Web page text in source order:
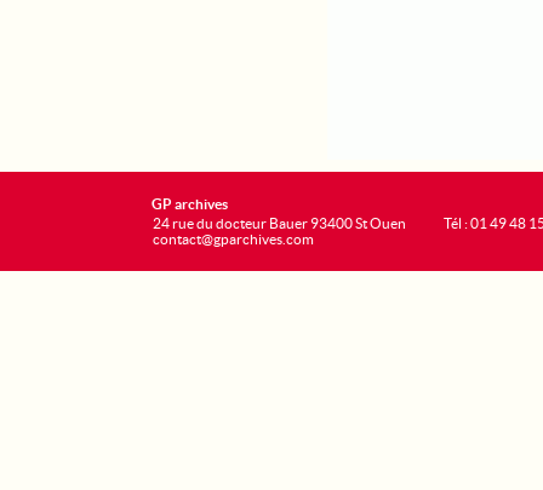
GP archives
24 rue du docteur Bauer 93400 St Ouen
contact@gparchives.com
Tél : 01 49 48